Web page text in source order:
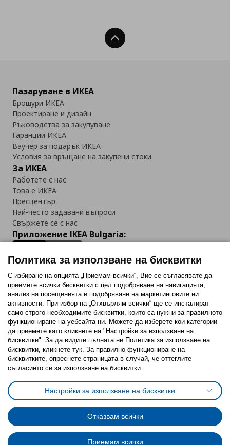
Нагоре
Пазаруване в ИКЕА
Брошури ИКЕА
Проектиране и дизайн
Ръководства за закупуване
Гаранции ИКЕА
Ваучер за подарък ИКЕА
Условия за връщане на закупени стоки
За ИКЕА
Работете с нас
Това е ИКЕА
Пресцентър
Най-често задавани въпроси
Свържете се с нас
Приложение IKEA Bulgaria:
Последвайте ни:
FacebookTwitterYoutubePinterestInstagram
Политика за използване на бисквитки (Cookies)
Избор на настройки за използване на бисквитки
Условия за ползване на ikea.bgОбща политика за личните данни
Политика за защита на личните данни на ikea.bg
Общи условия на програма IKEA Family
Политика за защита на лични данни на програма IKEA Family
Политика за използване на бисквитки
С избиране на опцията „Приемам всички“, Вие се съгласявате да
приемете всички бисквитки с цел подобряване на навигацията,
анализ на посещенията и подобряване на маркетинговите ни
активности. При избор на „Отхвърлям всички“ ще се инсталират
само строго необходимитe бисквитки, които са нужни за правилното
функциониране на уебсайта ни. Можете да изберете кои категории
да приемете като кликнете на "Настройки за използване на
бисквитки". За да видите пълната ни Политика за използване на
бисквитки, кликнете тук. За правилно функциониране на
бисквитките, опреснете страницата в случай, че оттеглите
съгласието си за използване на бисквитки.
Настройки за използване на бисквитки
Отказвам всички
Приемам всички